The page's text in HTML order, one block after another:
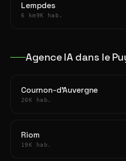
Lempdes
6 km 9K hab.
Agence IA dans le
Cournon-d'Auvergne
20K hab.
Riom
19K hab.